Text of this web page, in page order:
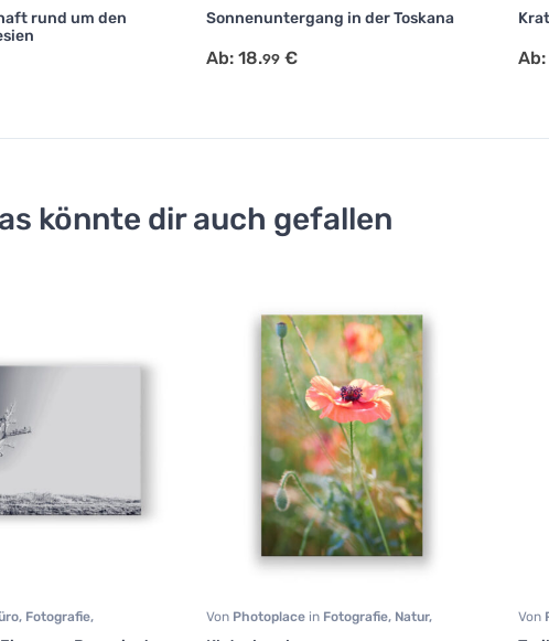
Weiß
rund um den
Landschaft
Natur
Sonnenuntergang in der Toskana
Ab: 18.99 € Ab:
könnte dir auch gefallen
, Fotografie,
Kunst Natur
Von Photoplace in Fotografie, Natur,
Wohnzimmer
Von